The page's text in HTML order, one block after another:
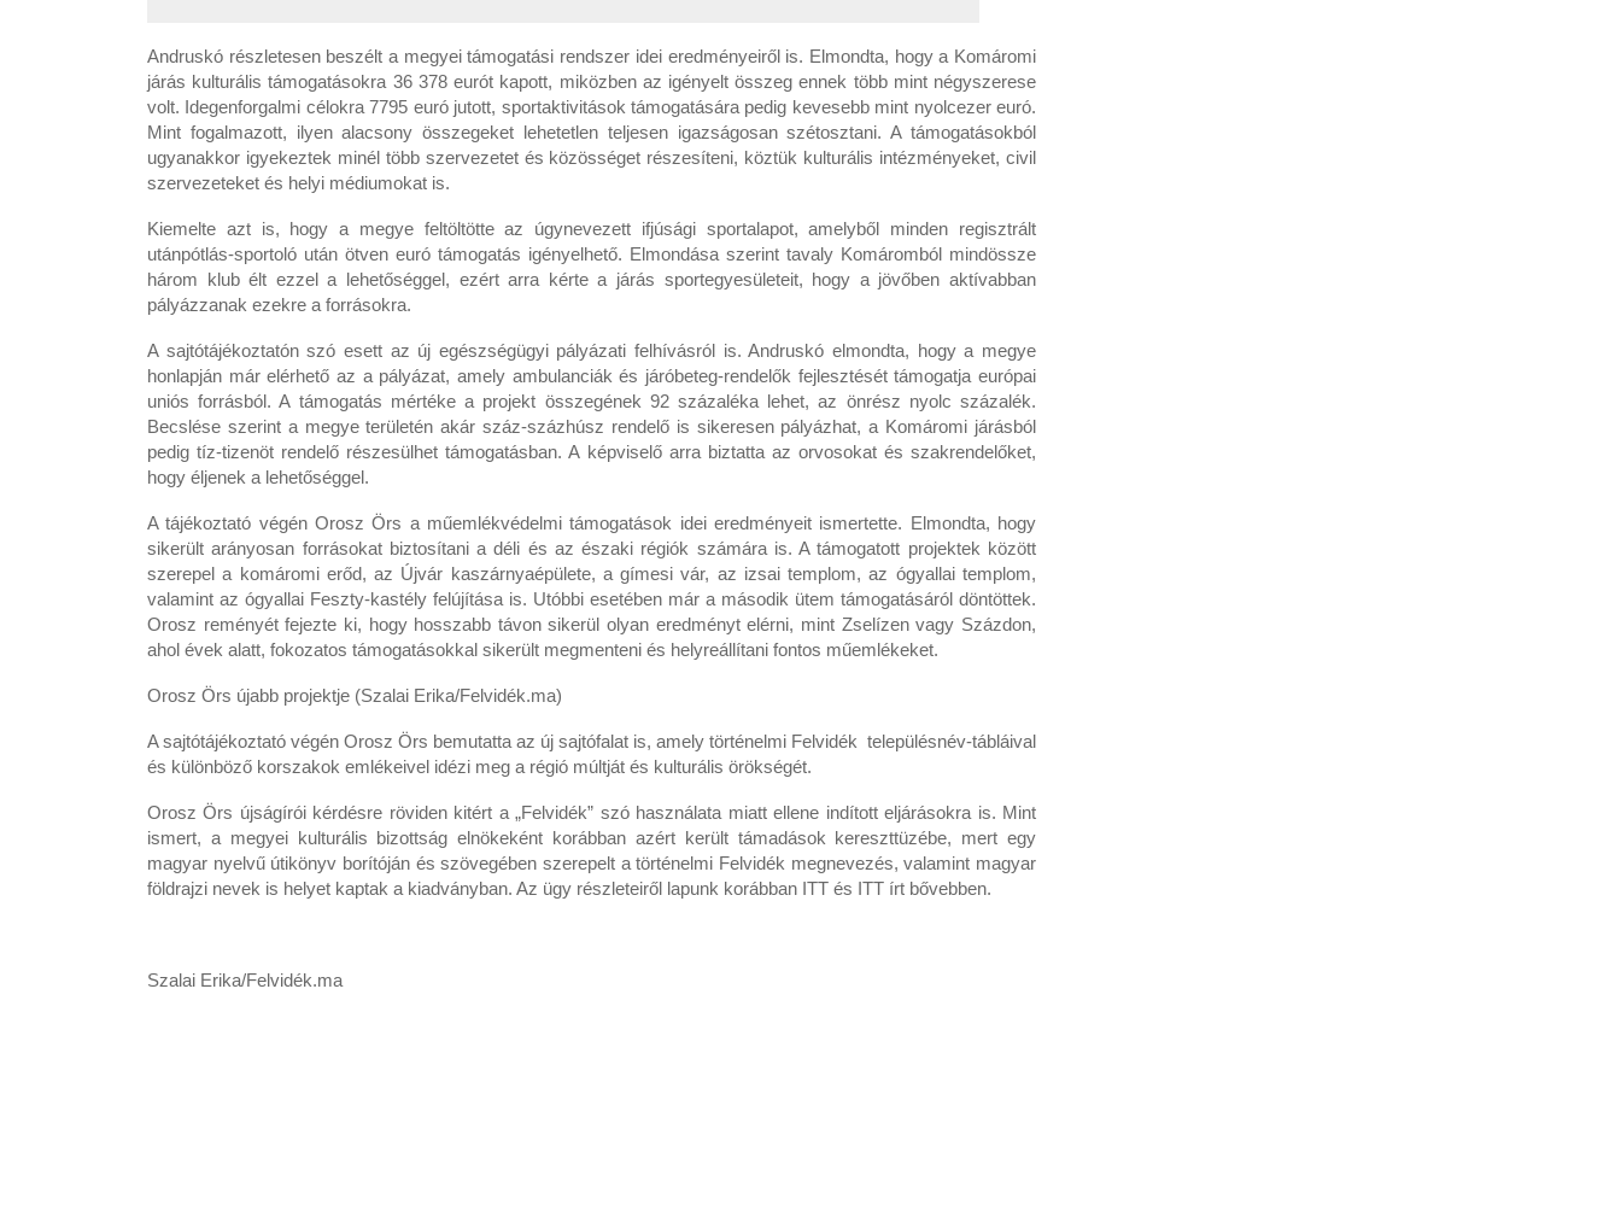
Andruskó részletesen beszélt a megyei támogatási rendszer idei eredményeiről is. Elmondta, hogy a Komáromi
járás kulturális támogatásokra 36 378 eurót kapott, miközben az igényelt összeg ennek több mint négyszerese
volt. Idegenforgalmi célokra 7795 euró jutott, sportaktivitások támogatására pedig kevesebb mint nyolcezer euró.
Mint fogalmazott, ilyen alacsony összegeket lehetetlen teljesen igazságosan szétosztani. A támogatásokból
ugyanakkor igyekeztek minél több szervezetet és közösséget részesíteni, köztük kulturális intézményeket, civil
szervezeteket és helyi médiumokat is.
Kiemelte azt is, hogy a megye feltöltötte az úgynevezett ifjúsági sportalapot, amelyből minden regisztrált
utánpótlás-sportoló után ötven euró támogatás igényelhető. Elmondása szerint tavaly Komáromból mindössze
három klub élt ezzel a lehetőséggel, ezért arra kérte a járás sportegyesületeit, hogy a jövőben aktívabban
pályázzanak ezekre a forrásokra.
A sajtótájékoztatón szó esett az új egészségügyi pályázati felhívásról is. Andruskó elmondta, hogy a megye
honlapján már elérhető az a pályázat, amely ambulanciák és járóbeteg-rendelők fejlesztését támogatja európai
uniós forrásból. A támogatás mértéke a projekt összegének 92 százaléka lehet, az önrész nyolc százalék.
Becslése szerint a megye területén akár száz-százhúsz rendelő is sikeresen pályázhat, a Komáromi járásból
pedig tíz-tizenöt rendelő részesülhet támogatásban. A képviselő arra biztatta az orvosokat és szakrendelőket,
hogy éljenek a lehetőséggel.
A tájékoztató végén Orosz Örs a műemlékvédelmi támogatások idei eredményeit ismertette. Elmondta, hogy
sikerült arányosan forrásokat biztosítani a déli és az északi régiók számára is. A támogatott projektek között
szerepel a komáromi erőd, az Újvár kaszárnyaépülete, a gímesi vár, az izsai templom, az ógyallai templom,
valamint az ógyallai Feszty-kastély felújítása is. Utóbbi esetében már a második ütem támogatásáról döntöttek.
Orosz reményét fejezte ki, hogy hosszabb távon sikerül olyan eredményt elérni, mint Zselízen vagy Százdon,
ahol évek alatt, fokozatos támogatásokkal sikerült megmenteni és helyreállítani fontos műemlékeket.
Orosz Örs újabb projektje (Szalai Erika/Felvidék.ma)
A sajtótájékoztató végén Orosz Örs bemutatta az új sajtófalat is, amely történelmi Felvidék településnév-tábláival
és különböző korszakok emlékeivel idézi meg a régió múltját és kulturális örökségét.
Orosz Örs újságírói kérdésre röviden kitért a „Felvidék” szó használata miatt ellene indított eljárásokra is. Mint
ismert, a megyei kulturális bizottság elnökeként korábban azért került támadások kereszttüzébe, mert egy
magyar nyelvű útikönyv borítóján és szövegében szerepelt a történelmi Felvidék megnevezés, valamint magyar
földrajzi nevek is helyet kaptak a kiadványban. Az ügy részleteiről lapunk korábban ITT és ITT írt bővebben.
Szalai Erika/Felvidék.ma